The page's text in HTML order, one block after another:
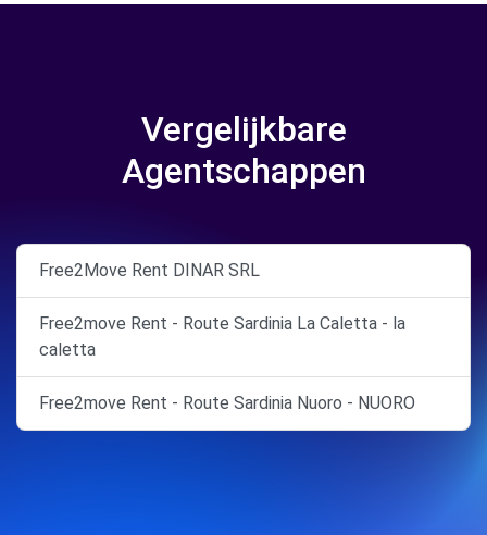
Vergelijkbare
Agentschappen
Free2Move Rent DINAR SRL
Free2move Rent - Route Sardinia La Caletta - la
caletta
Free2move Rent - Route Sardinia Nuoro - NUORO